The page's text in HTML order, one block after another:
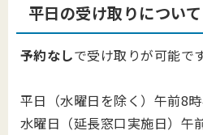
平日の受け取りについて
予約なしで受け取りが可能です
平日（水曜日を除く）午前8
水曜日（延長窓口実施日）午